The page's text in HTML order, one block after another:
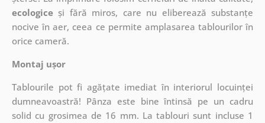
ecologiceși fără miros, care nu eliberează substanțe
nocive în aer, ceea ce permite amplasarea tablourilor în
orice cameră.
Montaj ușor
Tablourile pot fi agățate imediat în interiorul locuinței
dumneavoastră! Pânza este bine întinsă pe un cadru
solid cu grosimea de 16 mm. La tablouri sunt incluse 1